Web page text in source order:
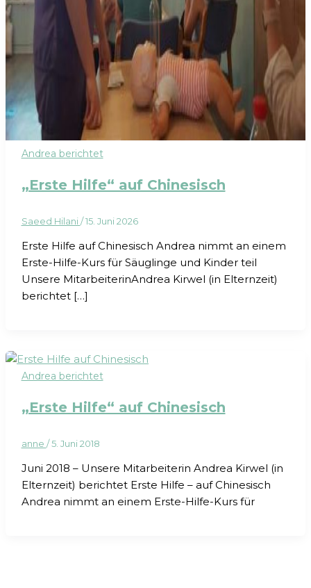
Andrea berichtet
„Erste Hilfe“ auf Chinesisch
Saeed Hilani/15. Juni 2026
Erste Hilfe auf Chinesisch Andrea nimmt an einem
Erste-Hilfe-Kurs für Säuglinge und Kinder teil
Unsere MitarbeiterinAndrea Kirwel (in Elternzeit)
berichtet […]
Andrea berichtet
„Erste Hilfe“ auf Chinesisch
anne /5. Juni 2018
Juni 2018 – Unsere Mitarbeiterin Andrea Kirwel (in
Elternzeit) berichtet Erste Hilfe – auf Chinesisch
Andrea nimmt an einem Erste-Hilfe-Kurs für